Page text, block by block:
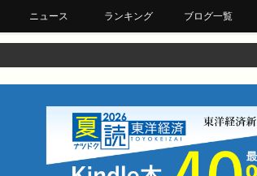
ニュース ランキング ブログ一覧